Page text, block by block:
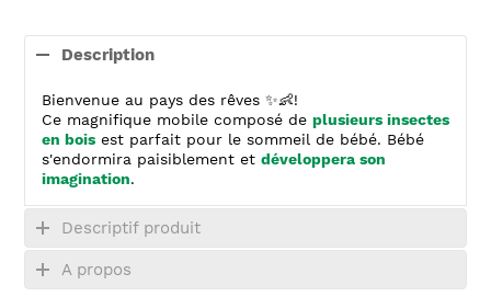
d'un
produit
panier
Description
Bienvenue au pays des rêves ✨👶!
Ce magnifique mobile composé de plusieurs insectes
en bois est parfait pour le sommeil de bébé. Bébé
s'endormira paisiblement et développera son
imagination.
Descriptif produit
A propos